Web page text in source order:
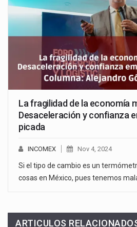
La fragilidad de la economía
Desaceleración y confianza
picada
INCOMEX Nov 4, 2024
Si el tipo de cambio es un
cosas en México, pues tenemos
ARTICULOS